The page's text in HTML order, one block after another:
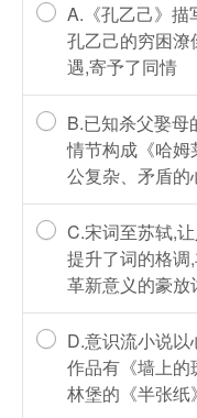
A.《孔乙己》描
孔乙己的穷困
遇,寄予了同情
B.已知杀父娶母
情节构成《哈姆
公复杂、矛盾的
C.宋词至苏轼,
提升了词的格
革新意义的豪放
D.意识流小说
作品有《墙上
林堡的《半张纸